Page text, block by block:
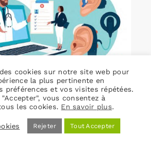
cookies sur notre site web pour
la plus pertinente en
préférences et vos visites répétées.
vous consentez à
les cookies. En savoir plus.
Rejeter Tout Accepter